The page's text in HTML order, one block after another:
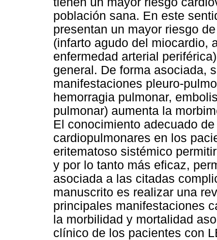
población sana. En este
presentan un mayor riesgo
(infarto agudo del miocardio,
enfermedad arterial
general. De forma asociada,
manifestaciones pleuro-
hemorragia pulmonar,
pulmonar) aumenta la
El conocimiento adecuado
cardiopulmonares en los
eritematoso sistémico
y por lo tanto más eficaz,
asociada a las citadas
manuscrito es realizar una
principales manifestaciones
la morbilidad y mortalidad
clínico de los pacientes con